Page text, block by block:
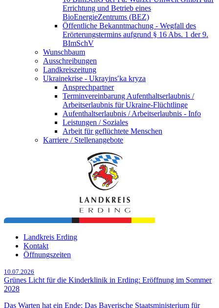
Errichtung und Betrieb eines
BioEnergieZentrums (BEZ)
Öffentliche Bekanntmachung - Wegfall des
Erörterungstermins aufgrund § 16 Abs. 1 der 9.
BImSchV
Wunschbaum
Ausschreibungen
Landkreiszeitung
Ukrainekrise - Ukrayinsʹka kryza
Ansprechpartner
Terminvereinbarung Aufenthaltserlaubnis /
Arbeitserlaubnis für Ukraine-Flüchtlinge
Aufenthaltserlaubnis / Arbeitserlaubnis - Info
Leistungen / Soziales
Arbeit für geflüchtete Menschen
Karriere / Stellenangebote
Landkreis Erding
Kontakt
Öffnungszeiten
10.07.2026
Grünes Licht für die Kinderklinik in Erding: Eröffnung im Sommer
2028
Das Warten hat ein Ende: Das Bayerische Staatsministerium für